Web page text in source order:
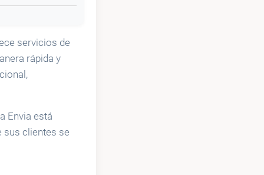
servicios de
rápida y
Envia está
sus clientes se